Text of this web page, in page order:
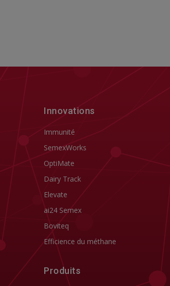
Innovations
Immunité
SemexWorks
OptiMate
Dairy Track
Elevate
ai24 Semex
Boviteq
Efficience du méthane
Produits